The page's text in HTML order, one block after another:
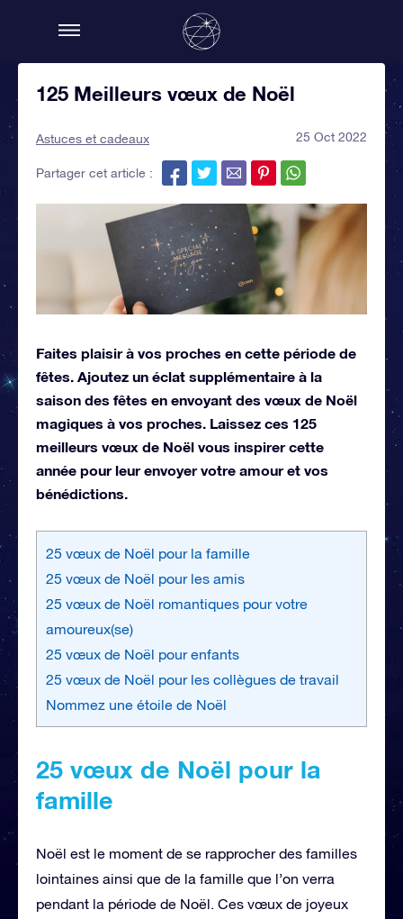
125 Meilleurs vœux de Noël
Astuces et cadeaux 25 Oct 2022
Partager cet article :
Faites plaisir à vos proches en cette période de
fêtes. Ajoutez un éclat supplémentaire à la
saison des fêtes en envoyant des vœux de Noël
magiques à vos proches. Laissez ces 125
meilleurs vœux de Noël vous inspirer cette
année pour leur envoyer votre amour et vos
bénédictions.
25 vœux de Noël pour la famille
25 vœux de Noël pour les amis
25 vœux de Noël romantiques pour votre
amoureux(se)
25 vœux de Noël pour enfants
25 vœux de Noël pour les collègues de travail
Nommez une étoile de Noël
25 vœux de Noël pour la
famille
Noël est le moment de se rapprocher des familles
lointaines ainsi que de la famille que l’on verra
pendant la période de Noël. Ces vœux de joyeux